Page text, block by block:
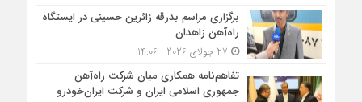
برگزاری مراسم بدرقه زائرین حسینی در ایستگاه
راه‌آهن زاهدان
تفاهم‌نامه همکاری میان شرکت راه‌آهن
جمهوری اسلامی ایران و شرکت ایران‌خودرو